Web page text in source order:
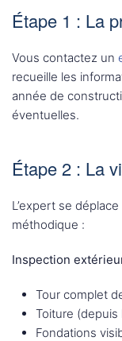
Étape 1 : La
Vous contactez un
recueille les
année de
éventuelles.
Étape 2 : La
L’expert se
méthodique :
Inspection
Tour complet
Toiture (depuis
Fondations